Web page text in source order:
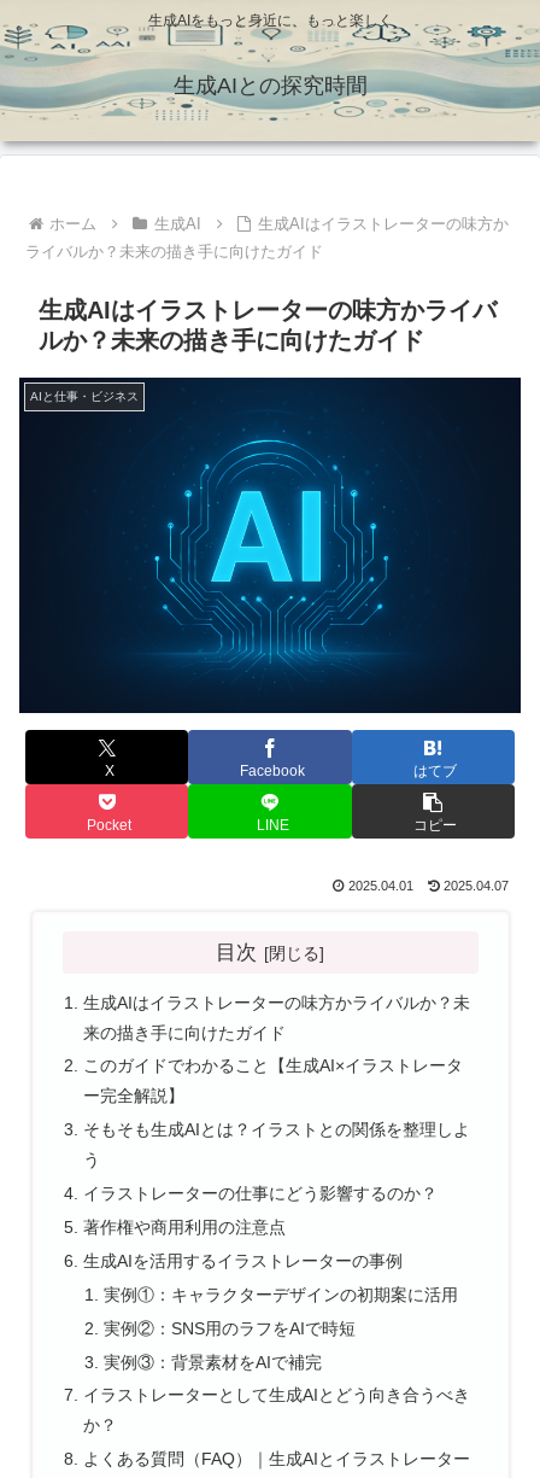
生成AIをもっと身近に、もっと楽しく
生成AIとの探究時間
ホーム 生成AI
生成AIはイラストレーターの味方か
ライバルか？未来の描き手に向けたガイド
生成AIはイラストレーターの味方かライバ
ルか？未来の描き手に向けたガイド
AIと仕事・ビジネス
X Facebook はてブ
Pocket LINE コピー
2025.04.01 2025.04.07
目次
生成AIはイラストレーターの味方かライバルか？未
来の描き手に向けたガイド
このガイドでわかること【生成AI×イラストレータ
ー完全解説】
そもそも生成AIとは？イラストとの関係を整理しよ
う
イラストレーターの仕事にどう影響するのか？
著作権や商用利用の注意点
生成AIを活用するイラストレーターの事例
実例①：キャラクターデザインの初期案に活用
実例②：SNS用のラフをAIで時短
実例③：背景素材をAIで補完
イラストレーターとして生成AIとどう向き合うべき
か？
よくある質問（FAQ）｜生成AIとイラストレーター